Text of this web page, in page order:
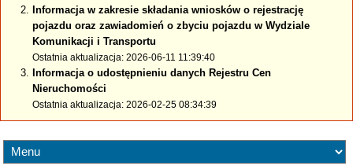
Informacja w zakresie składania wniosków o rejestrację
pojazdu oraz zawiadomień o zbyciu pojazdu w Wydziale
Komunikacji i Transportu
Ostatnia aktualizacja: 2026-06-11 11:39:40
Informacja o udostępnieniu danych Rejestru Cen
Nieruchomości
Ostatnia aktualizacja: 2026-02-25 08:34:39